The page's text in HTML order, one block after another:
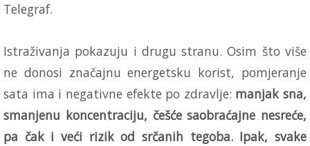
Telegraf.
Istraživanja pokazuju i drugu stranu. Osim što više
ne donosi značajnu energetsku korist, pomjeranje
sata ima i negativne efekte po zdravlje: manjak sna,
smanjenu koncentraciju, češće saobraćajne nesreće,
pa čak i veći rizik od srčanih tegoba. Ipak, svake